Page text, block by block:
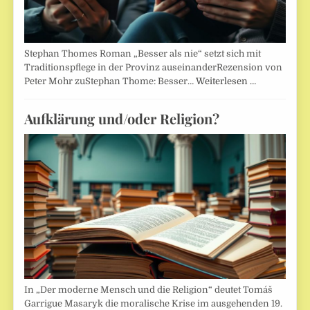
Stephan Thomes Roman „Besser als nie“ setzt sich mit
Traditionspflege in der Provinz auseinanderRezension von
Peter Mohr zuStephan Thome: Besser…Weiterlesen …
Aufklärung und/oder Religion?
In „Der moderne Mensch und die Religion“ deutet Tomáš
Garrigue Masaryk die moralische Krise im ausgehenden 19.